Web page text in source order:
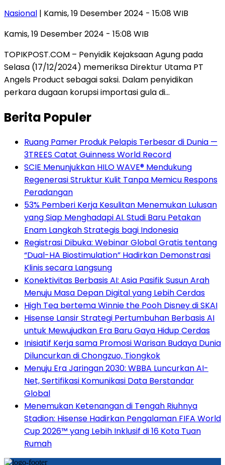
Nasional | Kamis, 19 Desember 2024 - 15:08 WIB
Kamis, 19 Desember 2024 - 15:08 WIB
TOPIKPOST.COM – Penyidik Kejaksaan Agung pada
Selasa (17/12/2024) memeriksa Direktur Utama PT
Angels Product sebagai saksi. Dalam penyidikan
perkara dugaan korupsi importasi gula di…
Berita Populer
Ruang Pamer Produk Pelapis Terbesar di Dunia —
3TREES Catat Guinness World Record
SCIE Menunjukkan HILO WAVE® Mendukung
Regenerasi Struktur Kulit Tanpa Memicu Respons
Peradangan
53% Pemberi Kerja Kesulitan Menemukan Lulusan
yang Siap Menghadapi AI. Studi Baru Petakan
Enam Langkah Strategis bagi Indonesia
Registrasi Dibuka: Webinar Global Gratis tentang
“Dual-HA Biostimulation” Hadirkan Demonstrasi
Klinis secara Langsung
Konektivitas Berbasis AI: Asia Pasifik Susun Arah
Menuju Masa Depan Digital yang Lebih Cerdas
High Tea bertema Winnie the Pooh Disney di SKAI
Hisense Lansir Strategi Pertumbuhan Berbasis AI
untuk Mewujudkan Era Baru Gaya Hidup Cerdas
Inisiatif Kerja sama Promosi Warisan Budaya Dunia
Diluncurkan di Chongzuo, Tiongkok
Menuju Era Jaringan 2030: WBBA Luncurkan AI-
Net, Sertifikasi Komunikasi Data Berstandar
Global
Menemukan Ketenangan di Tengah Riuhnya
Stadion: Hisense Hadirkan Pengalaman FIFA World
Cup 2026™ yang Lebih Inklusif di 16 Kota Tuan
Rumah